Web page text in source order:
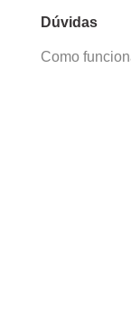
Dúvidas
Como